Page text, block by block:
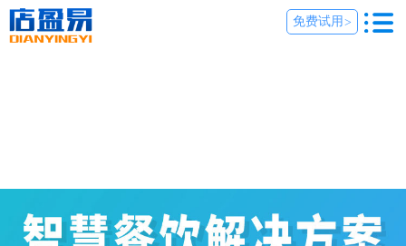
免费试用 >